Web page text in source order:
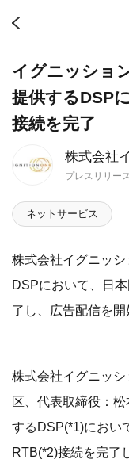
株式会社
プレスリリー
イグニッショ
提供するDSP
接続を完了
ネットサービス
株式会社イグニッ
DSPにおいて、日
了し、広告配信を開
株式会社イグニッ
区、代表取締役：
するDSP(*1)におい
RTB(*2)接続を完了